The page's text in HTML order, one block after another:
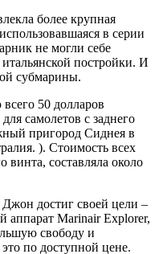
более крупная
в серии
не могли себе
итальянской постройки. И
субмарины.
50 долларов
самолетов с заднего
пригород Сиднея в
). Стоимость всех
винта, составляла около
достиг своей цели –
аппарат Marinair Explorer,
свободу и
по доступной цене.